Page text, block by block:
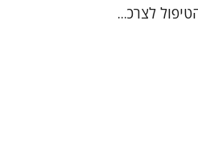
לצרכ...